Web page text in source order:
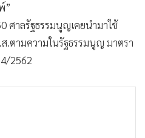
”
ศาลรัฐธรรมนูญเคยนำมาใช้
ตามความในรัฐธรรมนูญ มาตรา
2562